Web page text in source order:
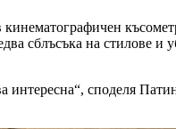
сблъсъка на стилове
споделя